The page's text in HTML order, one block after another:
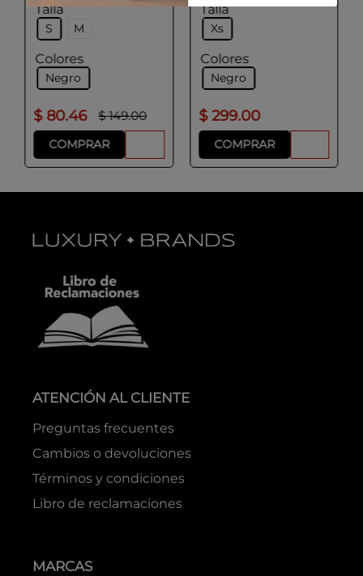
Talla
S M
Colores
Negro
$ 80.46 $ 149.00
COMPRAR
Talla
Xs
Colores
Negro
$ 299.00
COMPRAR
ATENCIÓN AL CLIENTE
Preguntas frecuentes
Cambios o devoluciones
Términos y condiciones
Libro de reclamaciones
MARCAS